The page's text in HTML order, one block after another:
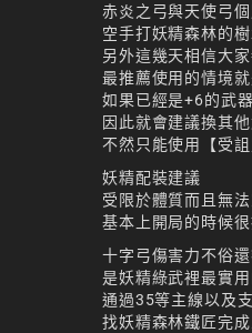
赤炎之弓與天使弓
空手打妖精森林的
另外這幾天相信大
最推薦使用的情境
如果已經是+6的武
因此就會建議換其
不然只能使用【受
妖精配裝建議
受限於體質而且無
基本上開局的時候
十字弓傷害力不俗
是妖精綠武裡最實
通過35等主線以及
找妖精森林鐵匠完